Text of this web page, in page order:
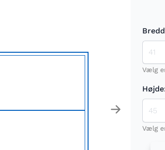
Next
Vælg
Vælg